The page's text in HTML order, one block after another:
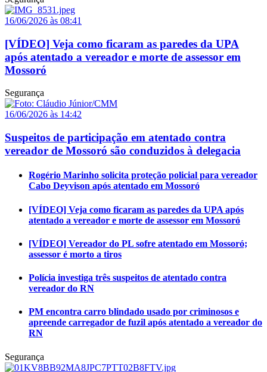
16/06/2026 às 08:41
[VÍDEO] Veja como ficaram as paredes da UPA
após atentado a vereador e morte de assessor em
Mossoró
Segurança
16/06/2026 às 14:42
Suspeitos de participação em atentado contra
vereador de Mossoró são conduzidos à delegacia
Rogério Marinho solicita proteção policial para vereador
Cabo Deyvison após atentado em Mossoró
[VÍDEO] Veja como ficaram as paredes da UPA após
atentado a vereador e morte de assessor em Mossoró
[VÍDEO] Vereador do PL sofre atentado em Mossoró;
assessor é morto a tiros
Polícia investiga três suspeitos de atentado contra
vereador do RN
PM encontra carro blindado usado por criminosos e
apreende carregador de fuzil após atentado a vereador do
RN
Segurança